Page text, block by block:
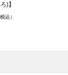
)】
込）